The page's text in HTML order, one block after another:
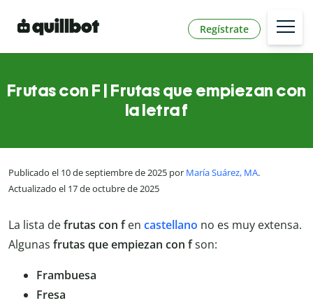
Regístrate
Frutas con F | Frutas que empiezan con
la letra f
Publicado el 10 de septiembre de 2025 por María Suárez, MA.
Actualizado el 17 de octubre de 2025
La lista defrutas con fen castellano no es muy extensa.
Algunas frutas que empiezan con fson:
Frambuesa
Fresa